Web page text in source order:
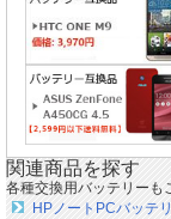
関連商品を探す
各種交換用バッテリーも
HPノートPCバッテ